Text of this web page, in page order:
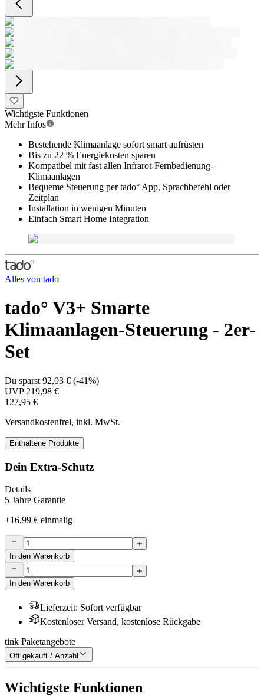
Wichtigste Funktionen
Mehr Infos
Bestehende Klimaanlage sofort smart aufrüsten
Bis zu 22 % Energiekosten sparen
Kompatibel mit fast allen Infrarot-Fernbedienung-
Klimaanlagen
Bequeme Steuerung per tado° App, Sprachbefehl oder
Zeitplan
Installation in wenigen Minuten
Einfach Smart Home Integration
Alles von tado
tado° V3+ Smarte
Klimaanlagen-Steuerung - 2er-
Set
Du sparst 92,03 € (-41%)
UVP 219,98 €
127,95 €
Versandkostenfrei, inkl. MwSt.
Enthaltene Produkte
Dein Extra-Schutz
Details
5 Jahre Garantie
+16,99 € einmalig
In den Warenkorb
In den Warenkorb
Lieferzeit: Sofort verfügbar
Kostenloser Versand, kostenlose Rückgabe
tink Paketangebote
Oft gekauft / Anzahl
Wichtigste Funktionen